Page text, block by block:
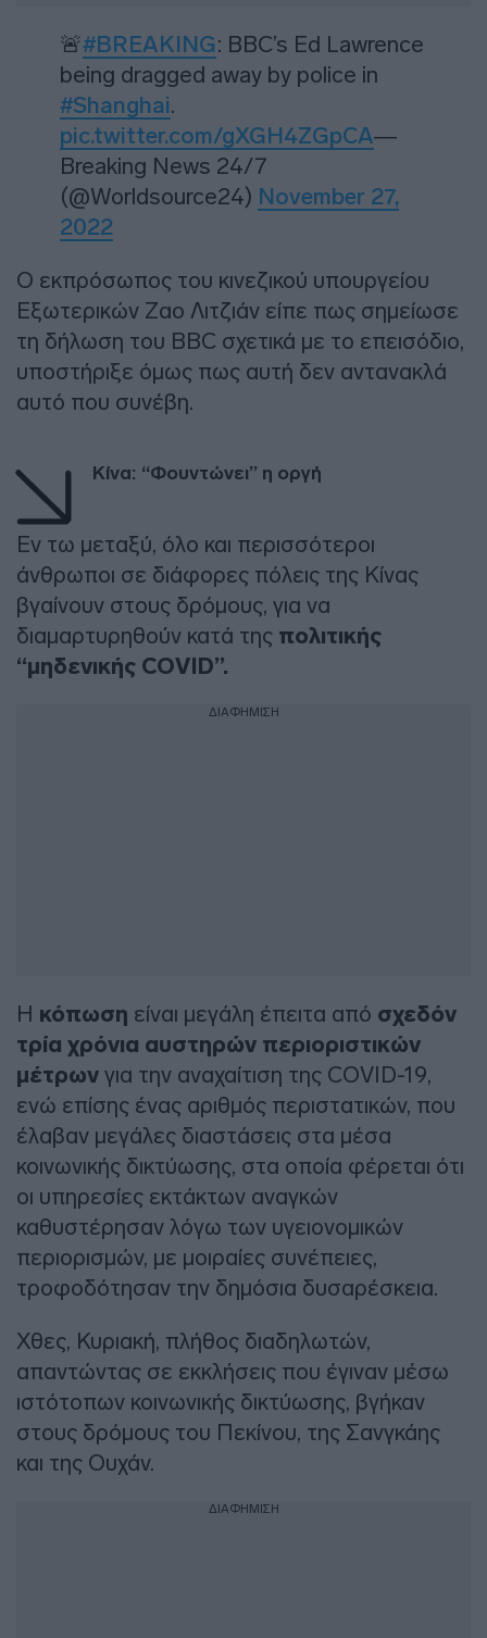
🚨#BREAKING: BBC’s Ed Lawrence
being dragged away by police in
#Shanghai
pic.twitter.com/gXGH4ZGpCA—
Breaking News 24/7
(@Worldsource24) November 27,
2022
Ο εκπρόσωπος του κινεζικού υπουργείου
Εξωτερικών Ζαο Λιτζιάν είπε πως σημείωσε
τη δήλωση του BBC σχετικά με το επεισόδιο,
υποστήριξε όμως πως αυτή δεν αντανακλά
αυτό που συνέβη.
Κίνα: “Φουντώνει” η οργή
Εν τω μεταξύ, όλο και περισσότεροι
άνθρωποι σε διάφορες πόλεις της Κίνας
βγαίνουν στους δρόμους, για να
διαμαρτυρηθούν κατά της πολιτικής
“μηδενικής COVID”.
ΔΙΑΦΗΜΙΣΗ
Η κόπωση είναι μεγάλη έπειτα από σχεδόν
τρία χρόνια αυστηρών περιοριστικών
μέτρων για την αναχαίτιση της COVID-19,
ενώ επίσης ένας αριθμός περιστατικών, που
έλαβαν μεγάλες διαστάσεις στα μέσα
κοινωνικής δικτύωσης, στα οποία φέρεται ότι
οι υπηρεσίες εκτάκτων αναγκών
καθυστέρησαν λόγω των υγειονομικών
περιορισμών, με μοιραίες συνέπειες,
τροφοδότησαν την δημόσια δυσαρέσκεια.
Χθες, Κυριακή, πλήθος διαδηλωτών,
απαντώντας σε εκκλήσεις που έγιναν μέσω
ιστότοπων κοινωνικής δικτύωσης, βγήκαν
στους δρόμους του Πεκίνου, της Σανγκάης
και της Ουχάν.
ΔΙΑΦΗΜΙΣΗ